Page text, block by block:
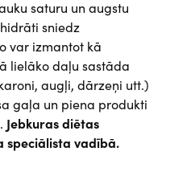
saturu un augstu
sniedz
var izmantot kā
lielāko daļu sastāda
augļi, dārzeņi utt.)
gaļa un piena produkti
Jebkuras diētas
speciālista vadībā.